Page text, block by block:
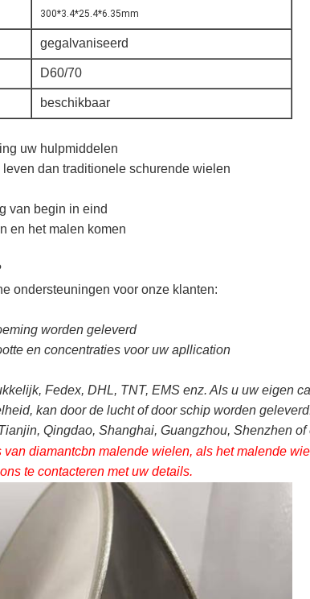
300*3.4*25.4*6.35mm
gegalvaniseerd
D60/70
beschikbaar
uw hulpmiddelen
dan traditionele schurende wielen
van begin in eind
en het malen komen
ondersteuningen voor onze klanten:
worden geleverd
en concentraties voor uw apllication
Fedex, DHL, TNT, EMS enz. Als u uw eigen
kan door de lucht of door schip worden
Qingdao, Shanghai, Guangzhou, Shenzhen of
diamantcbn malende wielen, als het malende
te contacteren met uw details.